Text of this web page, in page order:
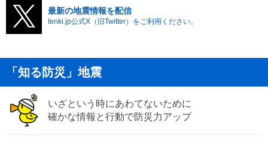
最新の地震情報を配信
tenki.jp公式X（旧Twitter）をご利用ください。
「知る防災」地震
いざという時にあわてないために
確かな情報と行動で防災力アップ